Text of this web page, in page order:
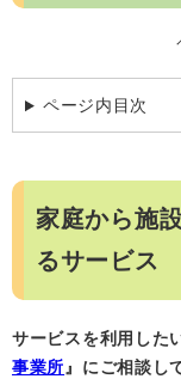
ページ内目次
家庭から施
るサービス
サービスを利用した
事業所』にご相談し